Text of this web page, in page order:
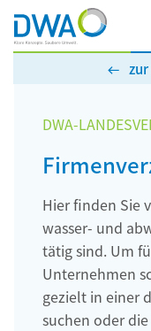
DWA-
Hier finden Sie
wasser- und
tätig sind. Um
Unternehmen
gezielt in einer
suchen oder